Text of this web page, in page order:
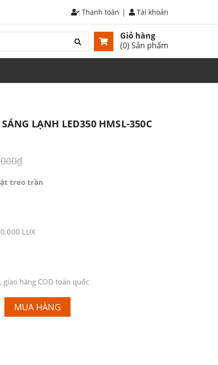
Tài khoản
Thanh toán
Giỏ hàng
(0) Sản phẩm
LẠNH LED350 HMSL-350C
treo trần
LUX
hàng COD toàn quốc
MUA HÀNG